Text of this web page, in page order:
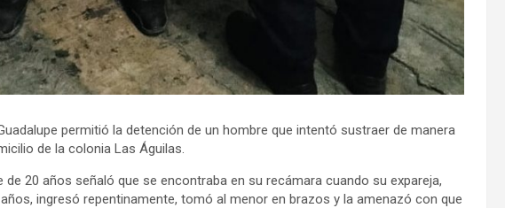
permitió la detención de un hombre que intentó sustraer de manera
de la colonia Las Águilas.
20 años señaló que se encontraba en su recámara cuando su expareja,
ingresó repentinamente, tomó al menor en brazos y la amenazó con que